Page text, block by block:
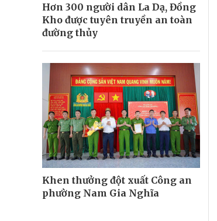
Hơn 300 người dân La Dạ, Đồng
Kho được tuyên truyền an toàn
đường thủy
Khen thưởng đột xuất Công an
phường Nam Gia Nghĩa